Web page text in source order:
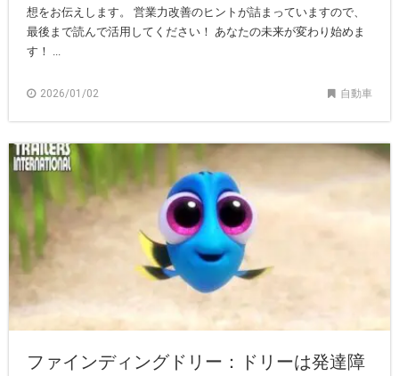
想をお伝えします。 営業力改善のヒントが詰まっていますので、
最後まで読んで活用してください！ あなたの未来が変わり始めま
す！ ...
2026/01/02 自動車
ファインディングドリー：ドリーは発達障